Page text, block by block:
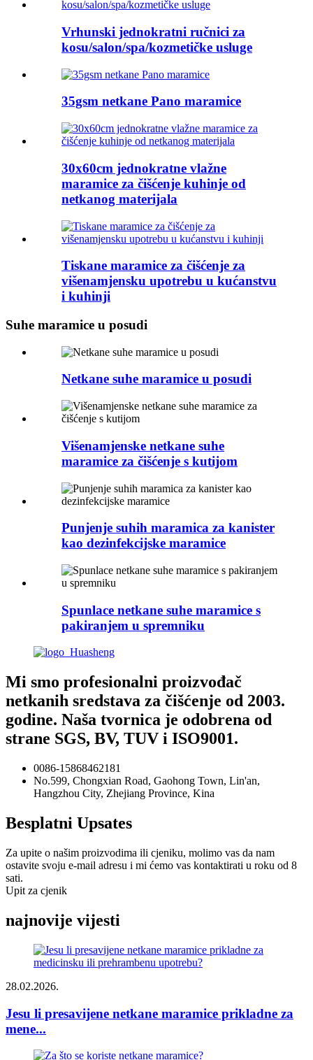
Vrhunski jednokratni ručnici za
kosu/salon/spa/kozmetičke usluge
35gsm netkane Pano maramice
30x60cm jednokratne vlažne
maramice za čišćenje kuhinje od
netkanog materijala
Tiskane maramice za čišćenje za
višenamjensku upotrebu u kućanstvu
i kuhinji
Suhe maramice u posudi
Netkane suhe maramice u posudi
Višenamjenske netkane suhe
maramice za čišćenje s kutijom
Punjenje suhih maramica za kanister
kao dezinfekcijske maramice
Spunlace netkane suhe maramice s
pakiranjem u spremniku
Mi smo profesionalni proizvođač
netkanih sredstava za čišćenje od 2003.
godine. Naša tvornica je odobrena od
strane SGS, BV, TUV i ISO9001.
0086-15868462181
No.599, Chongxian Road, Gaohong Town, Lin'an,
Hangzhou City, Zhejiang Province, Kina
Besplatni Upsates
Za upite o našim proizvodima ili cjeniku, molimo vas da nam
ostavite svoju e-mail adresu i mi ćemo vas kontaktirati u roku od 8
sati.
Upit za cjenik
najnovije vijesti
28.02.2026.
Jesu li presavijene netkane maramice prikladne za
mene...